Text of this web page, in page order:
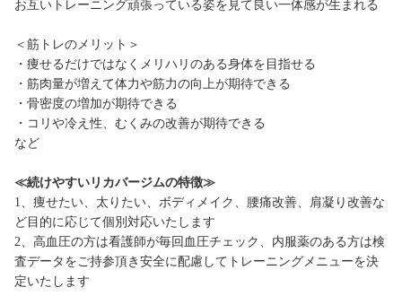
お互いトレーニング頑張っている姿を見て良い一体感が生まれる
＜筋トレのメリット＞
・痩せるだけではなくメリハリのある身体を目指せる
・筋肉量が増えて体力や筋力の向上が期待できる
・骨密度の増加が期待できる
・コリや冷え性、むくみの改善が期待できる
など
≪続けやすいリカバージムの特徴≫
1、痩せたい、太りたい、ボディメイク、腰痛改善、肩凝り改善な
ど目的に応じて個別対応いたします
2、高血圧の方は看護師が毎回血圧チェック、内服薬のある方は検
査データをご持参頂き安全に配慮してトレーニングメニューを決
定いたします